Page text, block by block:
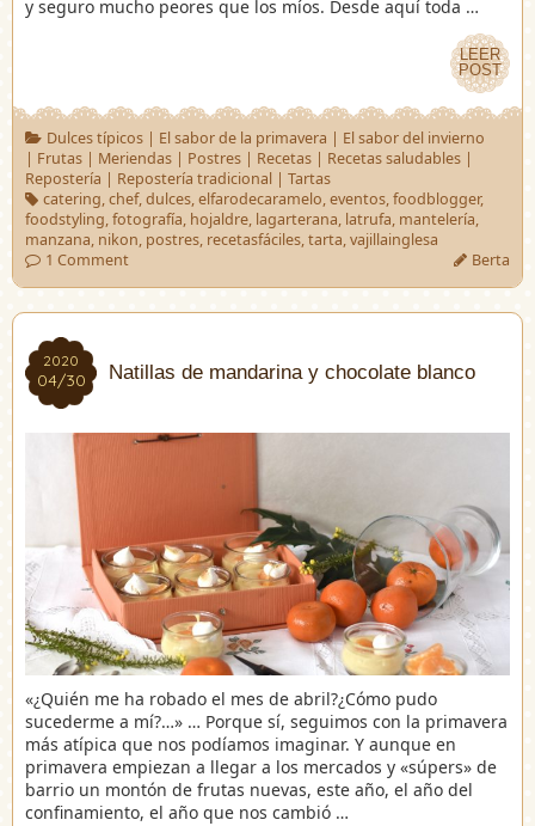
y seguro mucho peores que los míos. Desde aquí toda …
LEER
POST
LEER
POST
Dulces típicos| El sabor de la primavera | El sabor del invierno
| Frutas | Meriendas | Postres | Recetas | Recetas saludables |
Repostería | Repostería tradicional | Tartas
catering,chef,dulces,elfarodecaramelo,eventos,foodblogger,
foodstyling,fotografía, hojaldre, lagarterana, latrufa, mantelería,
manzana, nikon, postres, recetasfáciles,tarta,vajillainglesa
1 Comment
Berta
2020
04/30
2020
04/30 Natillas de mandarina y chocolate blanco
«¿Quién me ha robado el mes de abril?¿Cómo pudo
sucederme a mí?…» … Porque sí, seguimos con la primavera
más atípica que nos podíamos imaginar. Y aunque en
primavera empiezan a llegar a los mercados y «súpers» de
barrio un montón de frutas nuevas, este año, el año del
confinamiento, el año que nos cambió …